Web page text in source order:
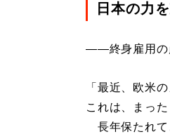
日本の力
――終身雇用の
「最近、欧米
これは、まっ
長年保たれて